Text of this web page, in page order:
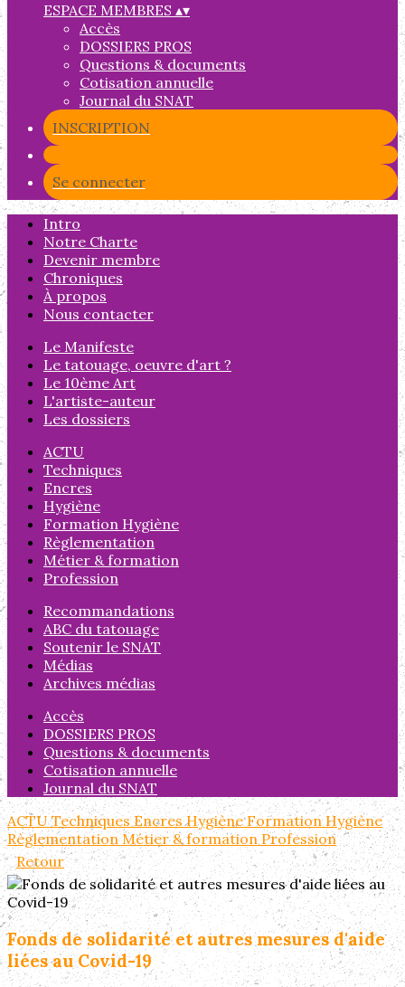
ESPACE MEMBRES ▴▾
Accès
DOSSIERS PROS
Questions & documents
Cotisation annuelle
Journal du SNAT
INSCRIPTION
Se connecter
Intro
Notre Charte
Devenir membre
Chroniques
À propos
Nous contacter
Le Manifeste
Le tatouage, oeuvre d'art ?
Le 10ème Art
L'artiste-auteur
Les dossiers
ACTU
Techniques
Encres
Hygiène
Formation Hygiène
Règlementation
Métier & formation
Profession
Recommandations
ABC du tatouage
Soutenir le SNAT
Médias
Archives médias
Accès
DOSSIERS PROS
Questions & documents
Cotisation annuelle
Journal du SNAT
ACTUTechniquesEncresHygièneFormation Hygiène
RèglementationMétier & formationProfession
Retour
Fonds de solidarité et autres mesures d'aide
liées au Covid-19